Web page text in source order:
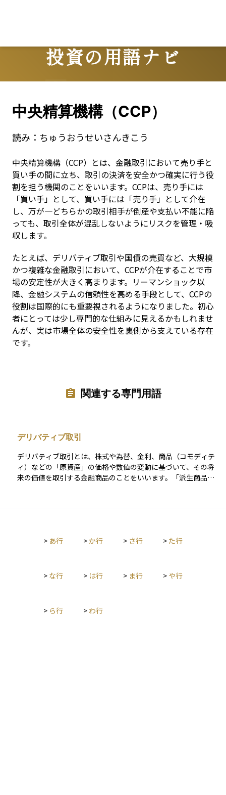
投資の用語ナビ
Terms
中央精算機構（CCP）
読み： ちゅうおうせいさんきこう
中央精算機構（CCP）とは、金融取引において売り手と
買い手の間に立ち、取引の決済を安全かつ確実に行う役
割を担う機関のことをいいます。CCPは、売り手には
「買い手」として、買い手には「売り手」として介在
し、万が一どちらかの取引相手が倒産や支払い不能に陥
っても、取引全体が混乱しないようにリスクを管理・吸
収します。
たとえば、デリバティブ取引や国債の売買など、大規模
かつ複雑な金融取引において、CCPが介在することで市
場の安定性が大きく高まります。リーマンショック以
降、金融システムの信頼性を高める手段として、CCPの
役割は国際的にも重要視されるようになりました。初心
者にとっては少し専門的な仕組みに見えるかもしれませ
んが、実は市場全体の安全性を裏側から支えている存在
です。
関連する専門用語
デリバティブ取引
デリバティブ取引とは、株式や為替、金利、商品（コモディテ
ィ）などの「原資産」の価格や数値の変動に基づいて、その将
来の価値を取引する金融商品のことをいいます。「派生商品」
買するのではなく、将来の価格に対する「約束事」を売買する
方、値動きを利用して利益を狙う「投機」目的でも利用されま
や企業のリスクコントロールに欠かせない取引形態のひとつで
> あ行 >か行 > さ行 > た行
> な行 > は行 > ま行 > や行
> ら行 > わ行